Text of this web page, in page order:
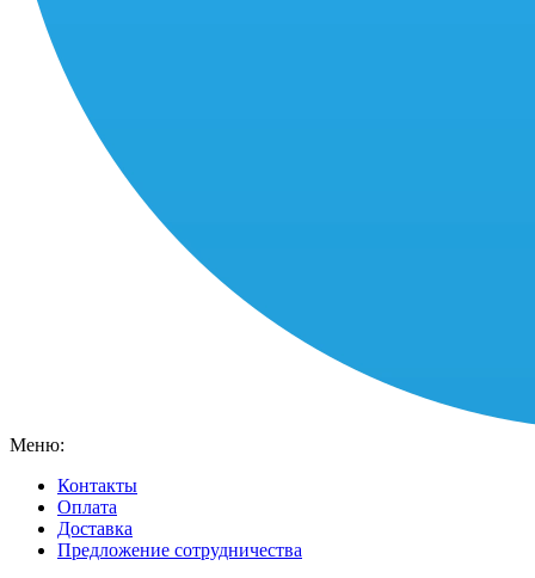
Меню:
Контакты
Оплата
Доставка
Предложение сотрудничества